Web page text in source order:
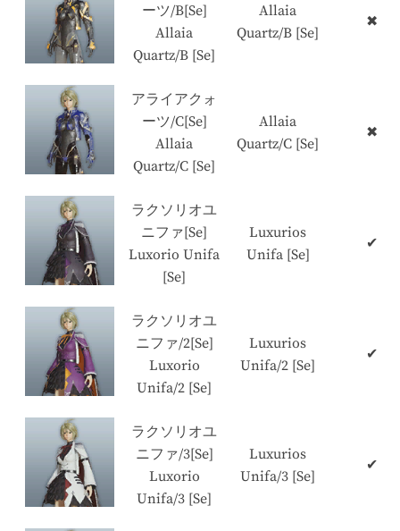
ーツ/B[Se]
Allaia
Quartz/B [Se]
Allaia
Quartz/B [Se]
✖
アライアクォ
ーツ/C[Se]
Allaia
Quartz/C [Se]
Allaia
Quartz/C [Se]
✖
ラクソリオユ
ニファ[Se]
Luxorio Unifa
[Se]
Luxurios
Unifa [Se]
✔
ラクソリオユ
ニファ/2[Se]
Luxorio
Unifa/2 [Se]
Luxurios
Unifa/2 [Se]
✔
ラクソリオユ
ニファ/3[Se]
Luxorio
Unifa/3 [Se]
Luxurios
Unifa/3 [Se]
✔